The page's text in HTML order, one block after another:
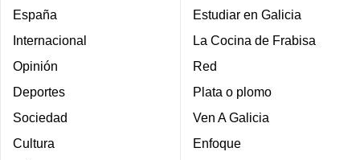
España
Internacional
Opinión
Deportes
Sociedad
Cultura
Estudiar en Galicia
La Cocina de Frabisa
Red
Plata o plomo
Ven A Galicia
Enfoque